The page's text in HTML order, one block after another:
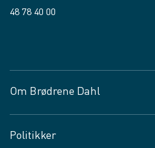
48 78 40 00
Om Brødrene Dahl
Vagttelefon 30 10 89 89
Politikker